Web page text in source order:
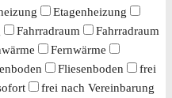
Etagenheizung
Fahrradraum
Fahrradraum
Fernwärme
Fliesenboden
frei
frei nach Vereinbarung